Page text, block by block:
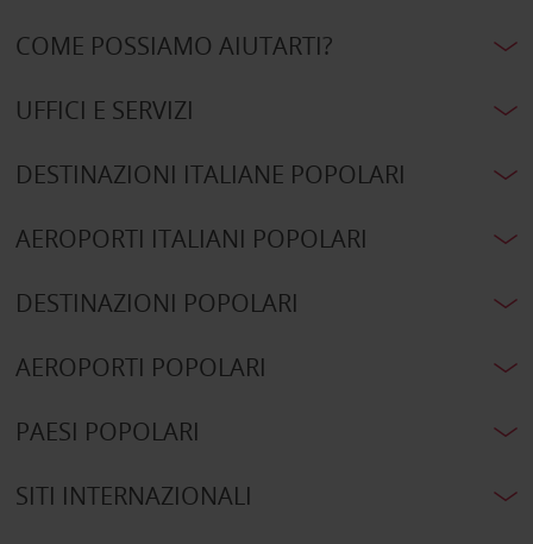
COME POSSIAMO AIUTARTI?
UFFICI E SERVIZI
DESTINAZIONI ITALIANE POPOLARI
AEROPORTI ITALIANI POPOLARI
DESTINAZIONI POPOLARI
AEROPORTI POPOLARI
PAESI POPOLARI
SITI INTERNAZIONALI